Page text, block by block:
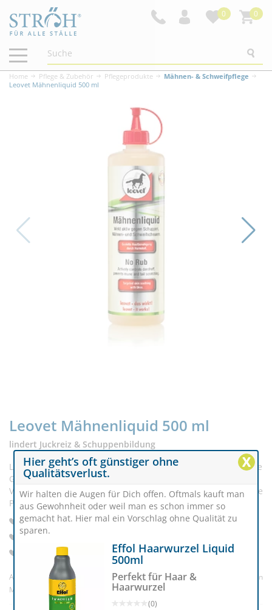
0 0
Navigation
ein-/ausblenden
Home Pflege & Zubehör Pflegeprodukte
Mähnen- & Schweifpflege
Leovet Mähnenliquid 500 ml
Leovet Mähnenliquid 500 ml
lindert Juckreiz & Schuppenbildung
Leovet Mähnenliquid enthält eine spezielle Wirkformel für die
Gesunderhaltung von Mähnengrund und Schweifrübe.
Vergleichbar mit einem Haarwasser pflegt es die empfindliche
Pferdehaut unter Mähne und Schweif.
Wirkt gegen Juckreiz und Schuppen
Bei Mähnen- und Schweifscheuern
Für gesunde Haut und kräftiges Langhaar
Artikelnr. 3339 (4) |Bewertung schreiben
Marke:
Leovet
X
Hier geht’s oft günstiger ohne
Qualitätsverlust.
Wir halten die Augen für Dich offen. Oftmals kauft man
aus Gewohnheit oder weil man es schon immer so
gemacht hat. Hier mal ein Vorschlag ohne Qualität zu
sparen.
Effol Haarwurzel Liquid
500ml
Perfekt für Haar &
Haarwurzel
(0)